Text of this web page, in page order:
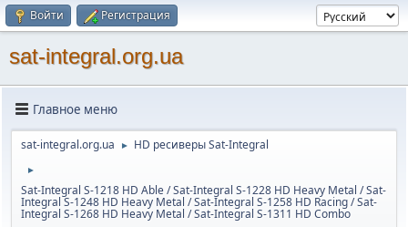
Войти Регистрация
sat-integral.org.ua
Главное меню
sat-integral.org.ua ► HD ресиверы Sat-Integral
►
Sat-Integral S-1218 HD Able / Sat-Integral S-1228 HD Heavy Metal / Sat-
Integral S-1248 HD Heavy Metal / Sat-Integral S-1258 HD Racing / Sat-
Integral S-1268 HD Heavy Metal / Sat-Integral S-1311 HD Combo